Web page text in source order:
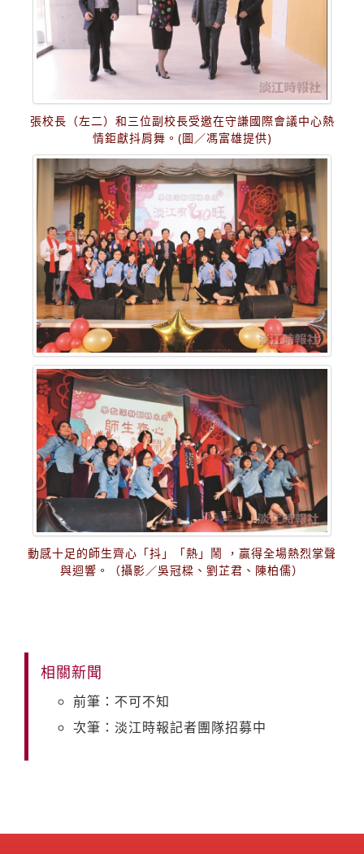
張校長（左二）和三位副校長受邀在守謙國際會議中心熱
情鉅獻抖肩舞。(圖／馮富雄提供)
動感十足的師生齊心「抖」「熱」鬧 ，贏得全場熱烈掌聲
與迴響。（攝影／吳冠樑、劉芷君、陳柏儒）
相關新聞
前筆：不可不知
次筆：淡江時報記者團隊招募中